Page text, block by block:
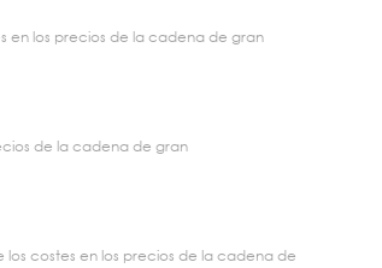
en los precios de la cadena de gran
de la cadena de gran
costes en los precios de la cadena de